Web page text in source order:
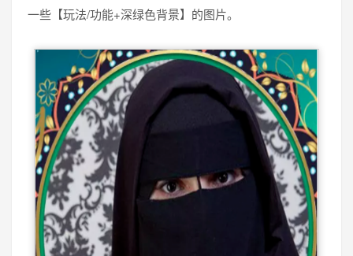
一些【玩法/功能+深绿色背景】的图片。